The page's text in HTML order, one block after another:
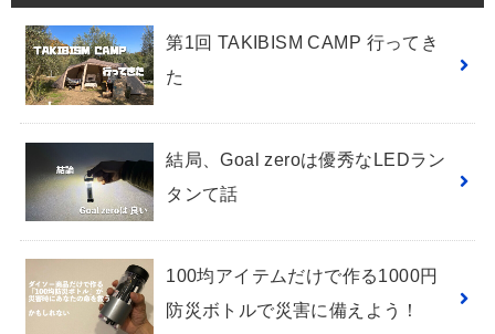
第1回 TAKIBISM CAMP 行ってき
た
結局、Goal zeroは優秀なLEDラン
タンて話
100均アイテムだけで作る1000円
防災ボトルで災害に備えよう！